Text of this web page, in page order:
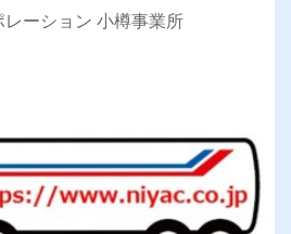
きる環境です。
ーション 小樽事業所